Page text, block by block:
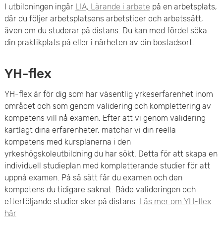
I utbildningen ingår LIA, Lärande i arbete på en arbetsplats,
där du följer arbetsplatsens arbetstider och arbetssätt,
även om du studerar på distans. Du kan med fördel söka
din praktikplats på eller i närheten av din bostadsort.
YH-flex
YH-flex är för dig som har väsentlig yrkeserfarenhet inom
området och som genom validering och komplettering av
kompetens vill nå examen. Efter att vi genom validering
kartlagt dina erfarenheter, matchar vi din reella
kompetens med kursplanerna i den
yrkeshögskoleutbildning du har sökt. Detta för att skapa en
individuell studieplan med kompletterande studier för att
uppnå examen. På så sätt får du examen och den
kompetens du tidigare saknat. Både valideringen och
efterföljande studier sker på distans. Läs mer om YH-flex
här